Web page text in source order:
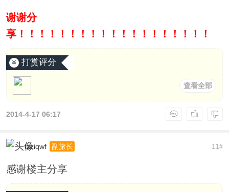
谢谢分
享！！！！！！！！！！！！！！！！！！！
打赏评分
查看全部
2014-4-17 06:17
11#
tzziqwf 副旅长
感谢楼主分享